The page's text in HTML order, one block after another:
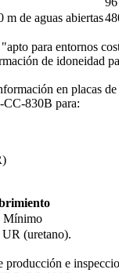
de aguas abiertas
para entornos
de idoneidad
en placas
830B para:
Mínimo
(uretano).
producción e